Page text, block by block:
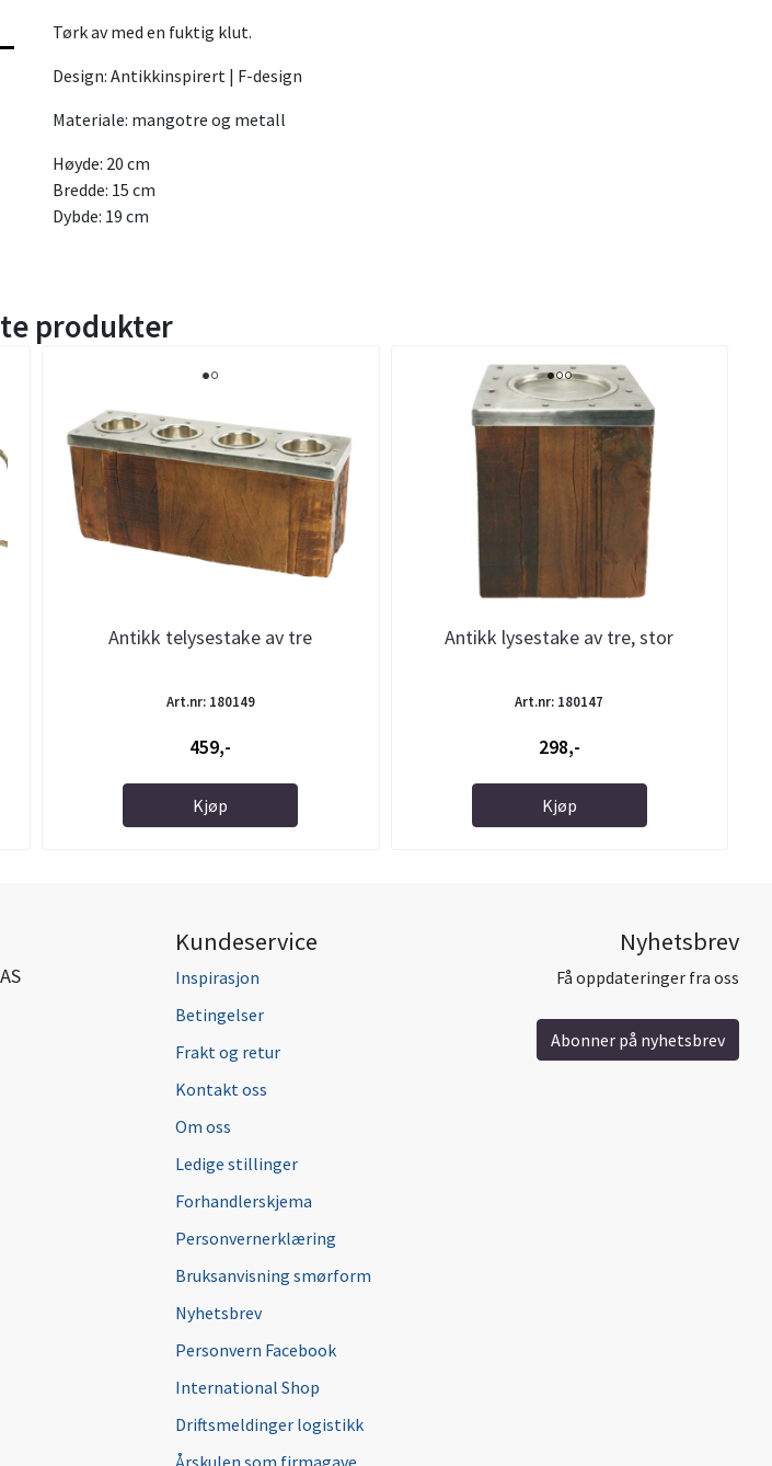
Tørk av med en fuktig klut.
Design: Antikkinspirert | F-design
Materiale: mangotre og metall
Høyde: 20 cm
Bredde: 15 cm
Dybde: 19 cm
produkter
Antikk telysestake av tre
Art.nr: 180149
459,-
Kjøp
Antikk lysestake av tre, stor
Art.nr: 180147
298,-
Kjøp
Kundeservice
Inspirasjon
Betingelser
Frakt og retur
Kontakt oss
Om oss
Ledige stillinger
Forhandlerskjema
Personvernerklæring
Bruksanvisning smørform
Nyhetsbrev
Personvern Facebook
International Shop
Driftsmeldinger logistikk
Årskulen som firmagave
Nyhetsbrev
Få oppdateringer fra oss
Abonner på nyhetsbrev